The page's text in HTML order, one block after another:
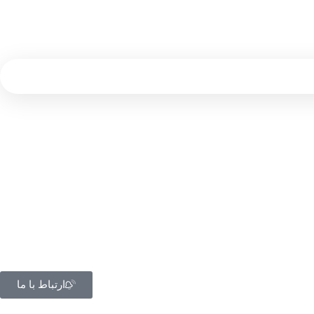
ارتباط با ما